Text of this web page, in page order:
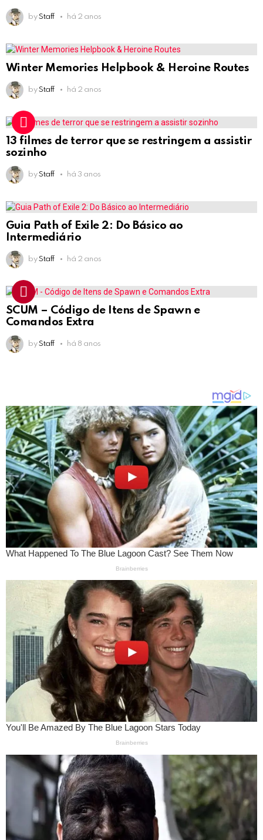
by Staff há 2 anos
Winter Memories Helpbook & Heroine Routes
by Staff há 2 anos
13 filmes de terror que se restringem a assistir
sozinho
by Staff há 3 anos
Guia Path of Exile 2: Do Básico ao
Intermediário
by Staff há 2 anos
SCUM – Código de Itens de Spawn e
Comandos Extra
by Staff há 8 anos